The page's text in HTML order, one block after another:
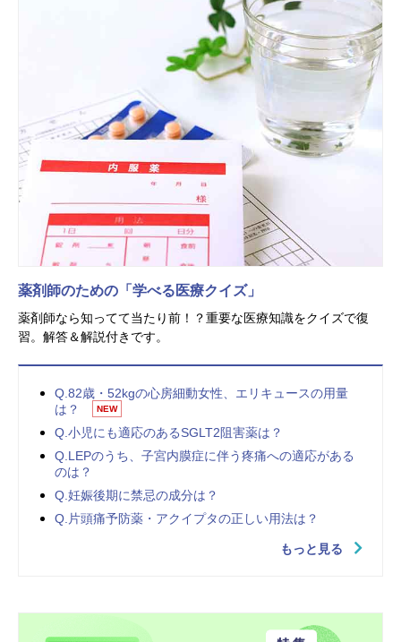
薬剤師のための「学べる医療クイズ」
薬剤師なら知ってて当たり前！？重要な医療知識をクイズで復
習。解答＆解説付きです。
Q.82歳・52kgの心房細動女性、エリキュースの用量
は？
NEW
Q.小児にも適応のあるSGLT2阻害薬は？
Q.LEPのうち、子宮内膜症に伴う疼痛への適応がある
のは？
Q.妊娠後期に禁忌の成分は？
Q.片頭痛予防薬・アクイプタの正しい用法は？
もっと見る